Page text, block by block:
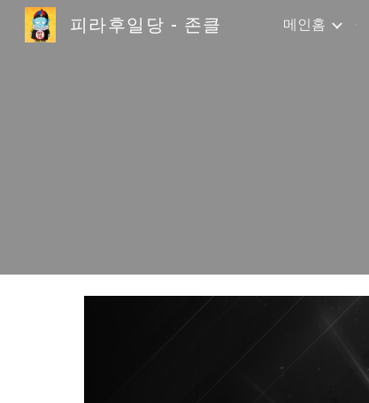
피라후일당 - 존클 메인홈